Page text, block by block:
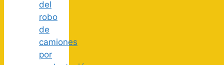
del
robo
de
camiones
por